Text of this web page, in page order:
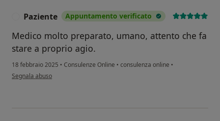
Paziente Appuntamento verificato
Medico molto preparato, umano, attento che fa
stare a proprio agio.
18 febbraio 2025 • Consulenze Online • consulenza online •
secondo l'opinione dell'utente Paziente
Segnala abuso